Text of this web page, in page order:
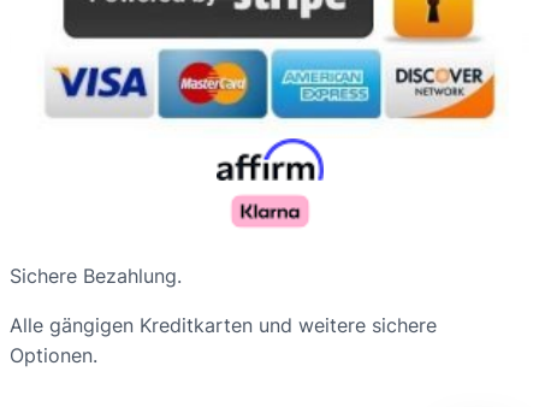
Sichere Bezahlung.
Alle gängigen Kreditkarten und weitere sichere
Optionen.
Français du Canada